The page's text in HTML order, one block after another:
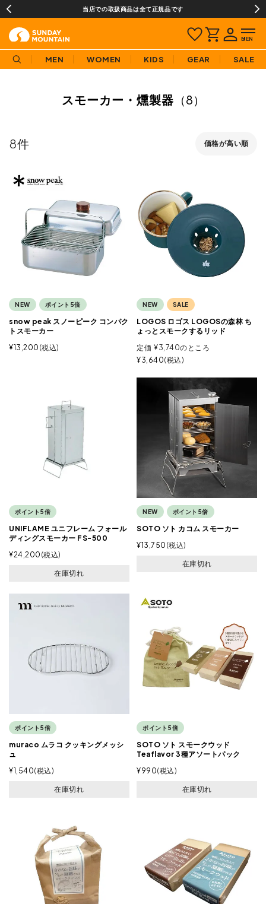
当店での取扱商品は全て正規品です
MEN WOMEN KIDS GEAR SALE
スモーカー・燻製器 （8）
価格が高い順
8
NEW ポイント5倍
snow peak スノーピーク コンパク
トスモーカー
¥13,200 税込
NEW SALE
LOGOS ロゴス LOGOSの森林 ち
ょっとスモークするリッド
定価 ¥3,740のところ
¥3,640 税込
ポイント5倍
UNIFLAME ユニフレーム フォール
ディングスモーカー FS-500
¥24,200 税込
在庫切れ
NEW ポイント5倍
SOTO ソト カコム スモーカー
¥13,750 税込
在庫切れ
ポイント5倍
muraco ムラコ クッキングメッシ
ュ
¥1,540 税込
在庫切れ
ポイント5倍
SOTO ソト スモークウッド
Teaflavor 3種アソートパック
¥990 税込
在庫切れ